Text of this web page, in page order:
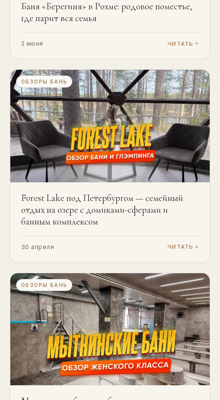
Баня «Берегиня» в Рохме: родовое поместье,
где парит вся семья
2 июня ЧИТАТЬ
ОБЗОРЫ БАНЬ
Forest Lake под Петербургом — семейный
отдых на озере с домиками-сферами и
банным комплексом
30 апреля ЧИТАТЬ
ОБЗОРЫ БАНЬ